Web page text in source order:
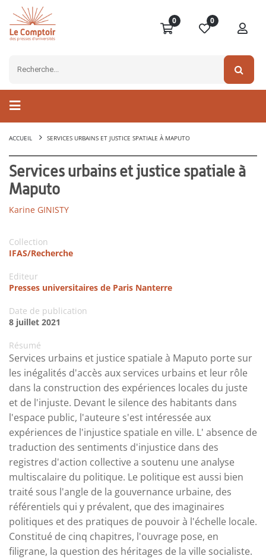
0 0
ACCUEIL SERVICES URBAINS ET JUSTICE SPATIALE À MAPUTO
Services urbains et justice spatiale à
Maputo
Karine GINISTY
Collection
IFAS/Recherche
Editeur
Presses universitaires de Paris Nanterre
Date de publication
8 juillet 2021
Résumé
Services urbains et justice spatiale à Maputo porte sur
les inégalités d'accès aux services urbains et leur rôle
dans la construction des expériences locales du juste
et de l'injuste. Devant le silence des habitants dans
l'espace public, l'auteure s'est intéressée aux
expériences de l'injustice spatiale en ville. L' absence de
traduction des sentiments d'injustice dans des
registres d'action collective a soutenu une analyse
multiscalaire du politique. Le politique est aussi bien
traité sous l'angle de la gouvernance urbaine, des
référentiels qui y prévalent, que des imaginaires
politiques et des pratiques de pouvoir à l'échelle locale.
Constitué de cinq chapitres, l'ouvrage pose, en
filigrane, la question des héritages de la ville socialiste.